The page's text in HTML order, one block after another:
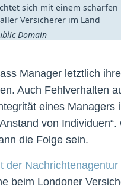
sich mit einem scharfen
Versicherer im Land
Domain
Manager letztlich
Auch Fehlverhalten
eines
von
die Folge sein.
der
beim Londoner